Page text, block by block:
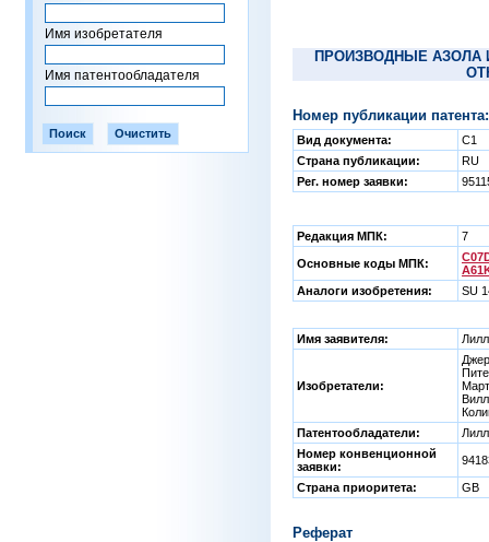
Имя изобретателя
Имя патентообладателя
ПРОИЗВОДНЫЕ АЗОЛА
Номер публикации
Вид документа:
C1
Страна публикации:
RU
Рег. номер заявки:
Редакция МПК: 7
Основные коды МПК:
Аналоги изобретения:
SU
Имя заявителя:
Изобретатели:
Патентообладатели:
Номер конвенционной
заявки:
Страна приоритета: GB
Реферат